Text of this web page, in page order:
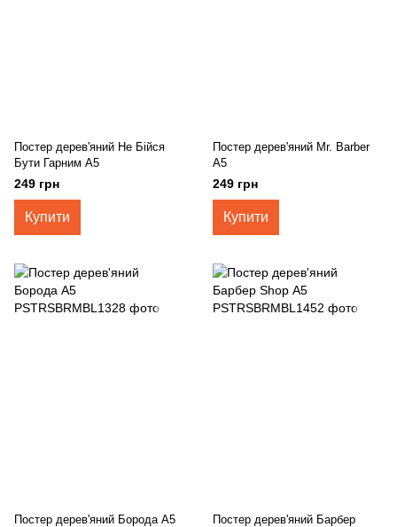
Постер дерев'яний Не Бійся
Бути Гарним А5
249 грн
Купити
Постер дерев'яний Mr. Barber
А5
249 грн
Купити
Постер дерев'яний Борода А5
Постер дерев'яний Барбер